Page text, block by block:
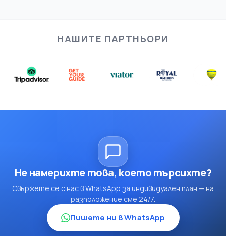
НАШИТЕ ПАРТНЬОРИ
Не намерихте това, което търсихте?
Свържете се с нас в WhatsApp за индивидуален план — на
разположение сме 24/7.
Пишете ни в WhatsApp